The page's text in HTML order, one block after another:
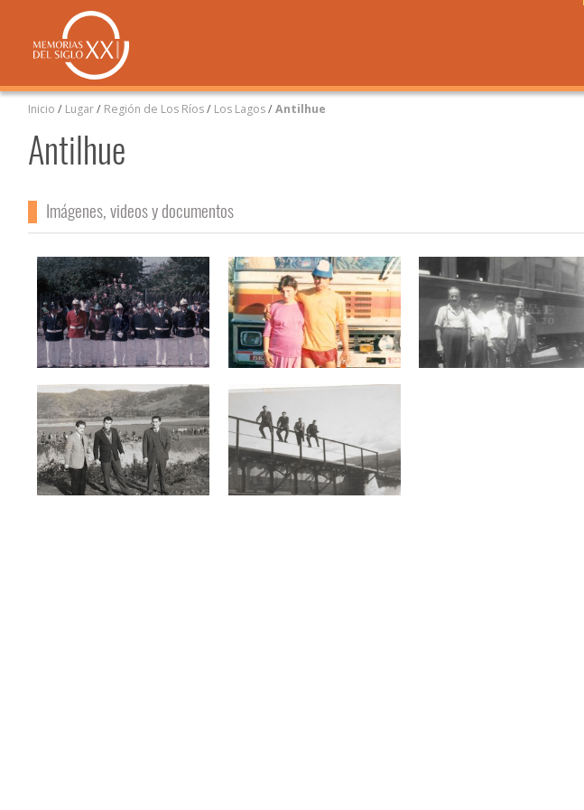
Inicio / Lugar/ Región de Los Ríos/ Los Lagos/Antilhue
Antilhue
Imágenes, videos y documentos